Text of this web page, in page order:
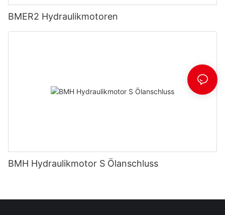
BMER2 Hydraulikmotoren
BMH Hydraulikmotor S Ölanschluss